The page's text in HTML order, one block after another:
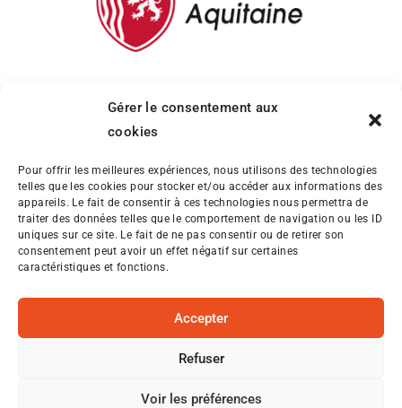
Gérer le consentement aux
cookies
Pour offrir les meilleures expériences, nous utilisons des technologies
telles que les cookies pour stocker et/ou accéder aux informations des
appareils. Le fait de consentir à ces technologies nous permettra de
traiter des données telles que le comportement de navigation ou les ID
uniques sur ce site. Le fait de ne pas consentir ou de retirer son
consentement peut avoir un effet négatif sur certaines
caractéristiques et fonctions.
Accepter
Refuser
Voir les préférences